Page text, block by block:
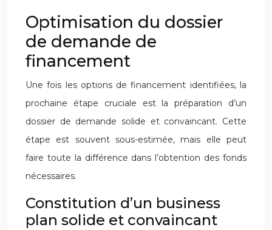
Optimisation du dossier
de demande de
financement
Une fois les options de financement identifiées, la
prochaine étape cruciale est la préparation d’un
dossier de demande solide et convaincant. Cette
étape est souvent sous-estimée, mais elle peut
faire toute la différence dans l’obtention des fonds
nécessaires.
Constitution d’un business
plan solide et convaincant